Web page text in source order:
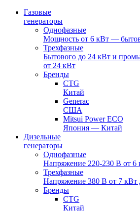
Газовые
генераторы
Однофазные
Мощность от 6 кВт —
Трехфазные
Бытового до 24 кВт и
от 24 кВт
Бренды
CTG
Китай
Generac
США
Mitsui Power ECO
Япония — Китай
Дизельные
генераторы
Однофазные
Напряжение 220-230 В от 6
Трехфазные
Напряжение 380 В от 7 кВт
Бренды
CTG
Китай